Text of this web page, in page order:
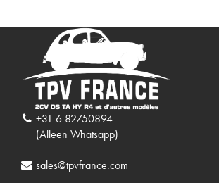
+31 6 82750894
(Alleen Whatsapp)
sales@tpvfrance.com